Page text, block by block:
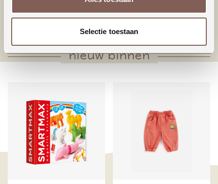
Selectie toestaan
* Houten knoop middenvoorsluiting
* Voorpand met plooien onderaan
nieuw binnen